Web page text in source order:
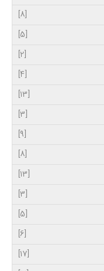
[8]
[5]
[2]
[4]
[13]
[3]
[9]
[8]
[13]
[3]
[5]
[6]
[17]